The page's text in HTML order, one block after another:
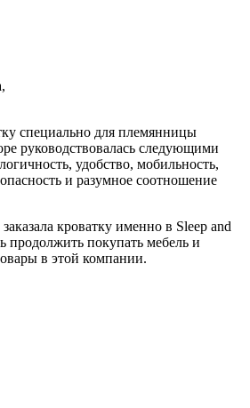
специально для племянницы
руководствовалась следующими
удобство, мобильность,
и разумное соотношение
кроватку именно в Sleep and
продолжить покупать мебель и
в этой компании.